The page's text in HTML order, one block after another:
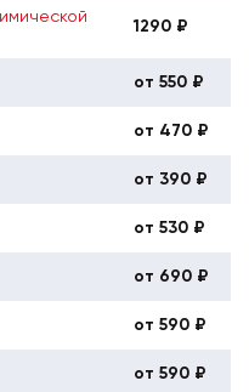
1290 ₽
от 550 ₽
от 470 ₽
от 390 ₽
от 530 ₽
от 690 ₽
от 590 ₽
от 590 ₽